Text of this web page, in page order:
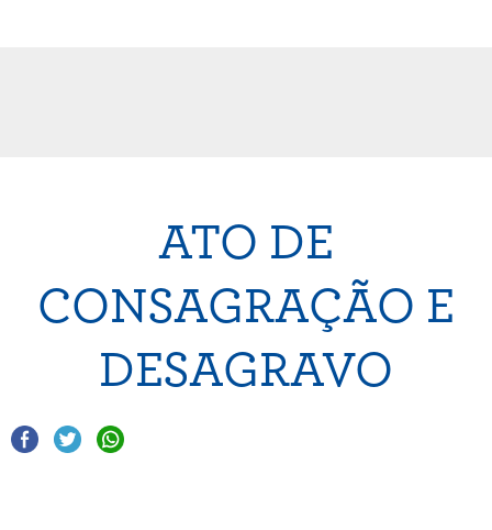
ATO DE
CONSAGRAÇÃO E
DESAGRAVO